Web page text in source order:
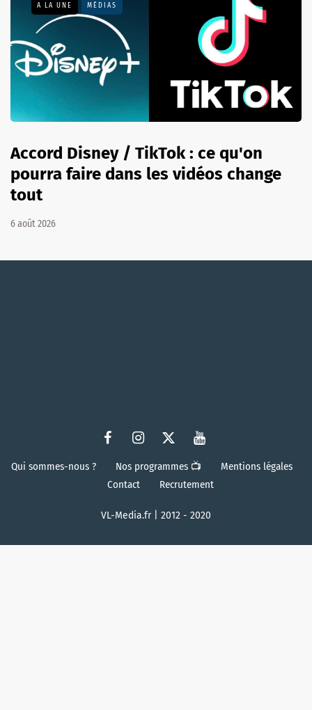
A LA UNE MÉDIAS
Accord Disney / TikTok : ce qu'on
pourra faire dans les vidéos change
tout
6 août 2026
Qui sommes-nous ? Nos programmes 📺
Mentions légales
Contact
Recrutement
VL-Media.fr | 2012 - 2020